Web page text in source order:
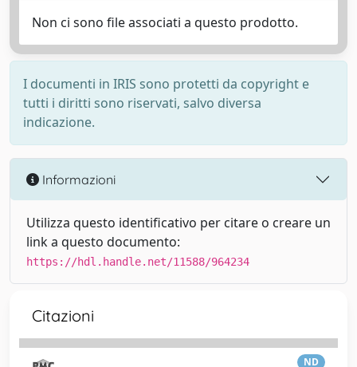
Non ci sono file associati a questo prodotto.
I documenti in IRIS sono protetti da copyright e
tutti i diritti sono riservati, salvo diversa
indicazione.
Informazioni
Utilizza questo identificativo per citare o creare un
link a questo documento:
https://hdl.handle.net/11588/964234
Citazioni
ND